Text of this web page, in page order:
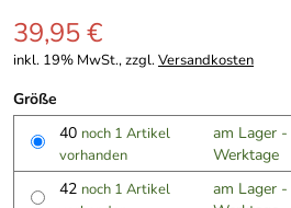
39,95 €
inkl. 19% MwSt., zzgl.Versandkosten
Größe
40 noch 1 Artikel
vorhanden
am Lager
Werktage
42 noch 1 Artikel
am Lager